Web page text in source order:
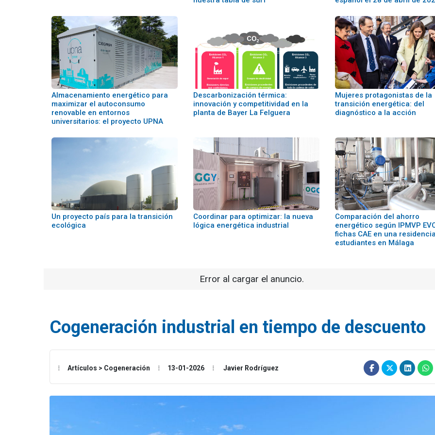
Almacenamiento energético para
maximizar el autoconsumo
renovable en entornos
universitarios: el proyecto UPNA
Descarbonización térmica:
innovación y competitividad en la
planta de Bayer La Felguera
Mujeres protagonistas de la
transición energética: del
diagnóstico a la acción
Un proyecto país para la transición
ecológica
Coordinar para optimizar: la nueva
lógica energética industrial
Comparación del ahorro
energético según IPMVP
fichas CAE en una
estudiantes en Málaga
Error al cargar el anuncio.
Cogeneración industrial en tiempo de descuento
Artículos > Cogeneración 13-01-2026 Javier Rodríguez